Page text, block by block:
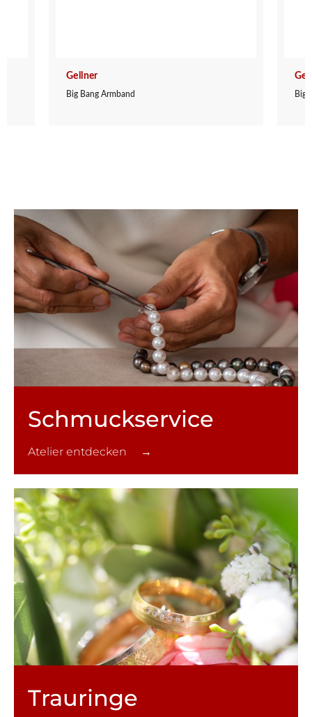
Gellner
Big Bang Armband Big
Schmuck­service
Atelier entdecken →
Trauringe